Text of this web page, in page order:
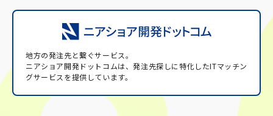
地方の発注先と繋ぐサービス。
ニアショア開発ドットコムは、発注先探しに特化したITマッチン
グサービスを提供しています。